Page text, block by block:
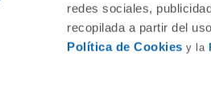
redes sociales,
recopilada a partir del
Política de Cookies y la